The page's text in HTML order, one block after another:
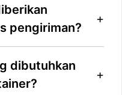
pengiriman?
dibutuhkan